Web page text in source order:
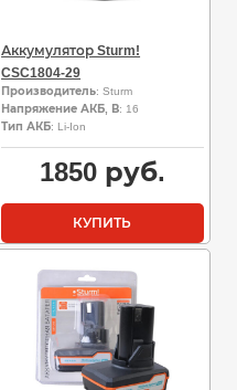
Аккумулятор Sturm!
CSC1804-29
Производитель: Sturm
Напряжение АКБ, В: 16
Тип АКБ: Li-Ion
1850руб.
КУПИТЬ